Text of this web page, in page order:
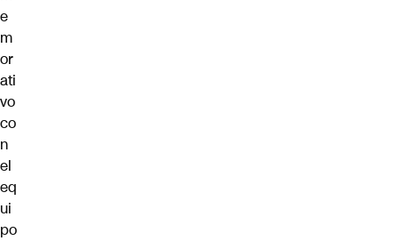
e
m
or
ati
vo
co
n
el
eq
ui
po